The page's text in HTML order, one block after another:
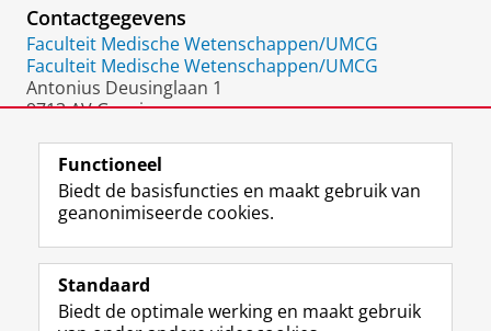
P
o
r
t
a
Contactgegevens
Faculteit Medische Wetenschappen/UMCG
Faculteit Medische Wetenschappen/UMCG
Antonius Deusinglaan 1
9713 AV Groningen
Volg de RUG
F
a
e
L
i
k
R
S
-
I
n
t
Y
o
T
Studiekiezers
Functioneel
Biedt de basisfuncties en maakt gebruik van
geanonimiseerde cookies.
Standaard
Biedt de optimale werking en maakt gebruik